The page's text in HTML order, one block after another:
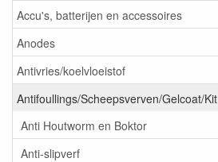
Accu's, batterijen en accessoires
Anodes
Antivries/koelvloeistof
Antifoullings/Scheepsverven/Gelcoat/Kit
Anti Houtworm en Boktor
Anti-slipverf